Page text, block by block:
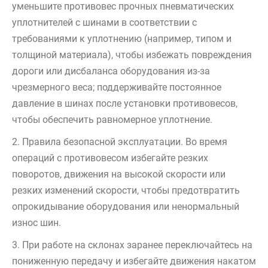
уменьшите противовес прочных пневматических
уплотнителей с шинами в соответствии с
требованиями к уплотнению (например, типом и
толщиной материала), чтобы избежать повреждения
дороги или дисбаланса оборудования из-за
чрезмерного веса; поддерживайте постоянное
давление в шинах после установки противовесов,
чтобы обеспечить равномерное уплотнение.
2. Правила безопасной эксплуатации. Во время
операций с противовесом избегайте резких
поворотов, движения на высокой скорости или
резких изменений скорости, чтобы предотвратить
опрокидывание оборудования или ненормальный
износ шин.
3. При работе на склонах заранее переключайтесь на
пониженную передачу и избегайте движения накатом